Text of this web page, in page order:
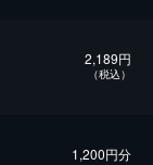
2,189円
（税込）
1,200円分